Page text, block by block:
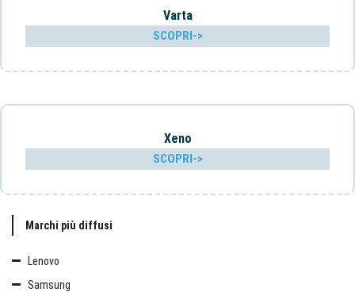
Varta
SCOPRI->
Xeno
SCOPRI->
Marchi più diffusi
Lenovo
Samsung